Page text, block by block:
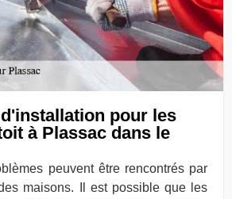
pour les
à Plassac dans le
peuvent être rencontrés par
maisons. Il est possible que les